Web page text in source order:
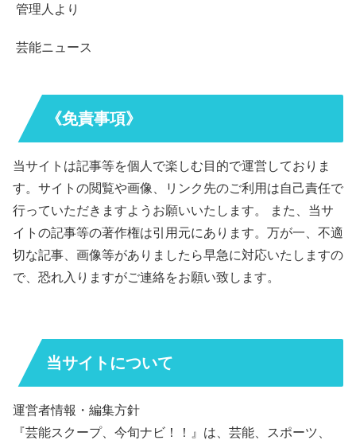
管理人より
芸能ニュース
《免責事項》
当サイトは記事等を個人で楽しむ目的で運営しておりま
す。サイトの閲覧や画像、リンク先のご利用は自己責任で
行っていただきますようお願いいたします。 また、当サ
イトの記事等の著作権は引用元にあります。万が一、不適
切な記事、画像等がありましたら早急に対応いたしますの
で、恐れ入りますがご連絡をお願い致します。
当サイトについて
運営者情報・編集方針
『芸能スクープ、今旬ナビ！！』は、芸能、スポーツ、